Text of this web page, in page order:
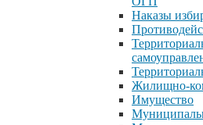
Наказы
Жилищно-
Имущество